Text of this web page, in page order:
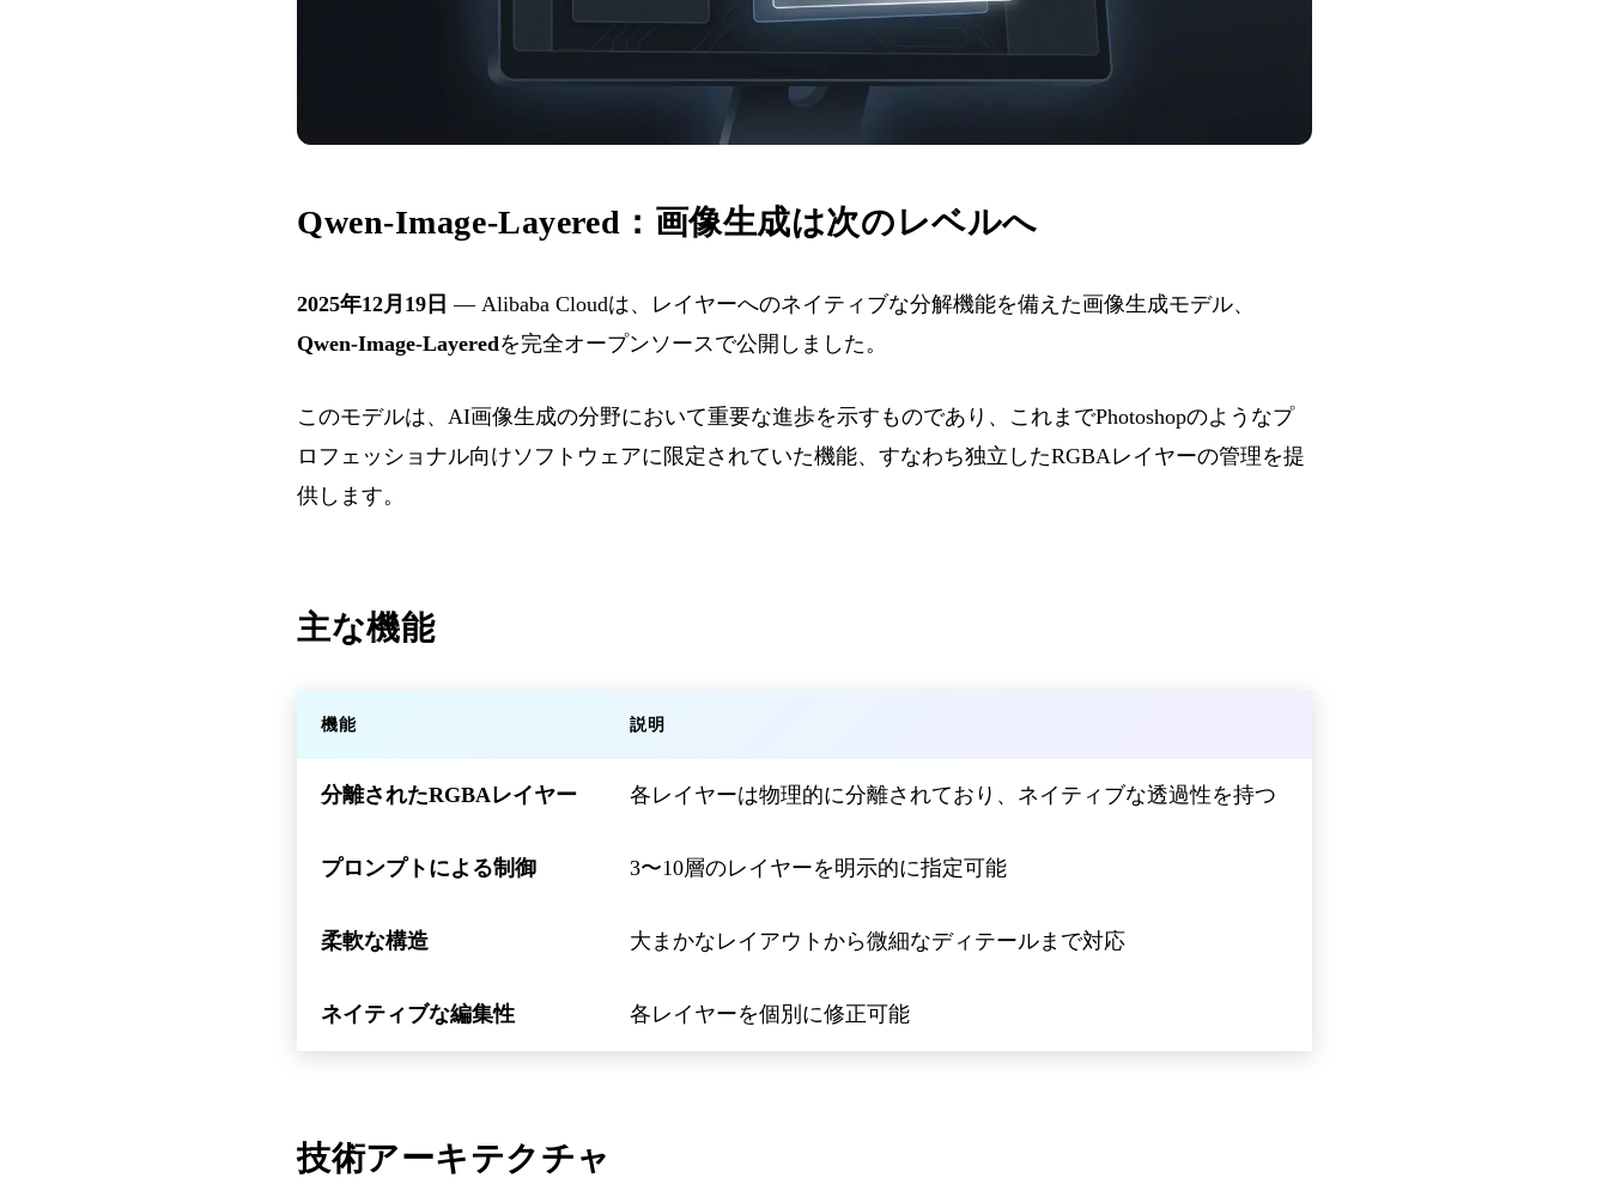
Qwen-Image-Layered：画像生成は次のレベルへ
2025年12月19日 — Alibaba Cloudは、レイヤーへのネイティブな分解機能を備えた画像生成モデル、
Qwen-Image-Layeredを完全オープンソースで公開しました。
このモデルは、AI画像生成の分野において重要な進歩を示すものであり、これまでPhotoshopのようなプ
ロフェッショナル向けソフトウェアに限定されていた機能、すなわち独立したRGBAレイヤーの管理を提
供します。
主な機能
機能 説明
分離されたRGBAレイヤー 各レイヤーは物理的に分離されており、ネイティブな透過性を持つ
プロンプトによる制御 3〜10層のレイヤーを明示的に指定可能
柔軟な構造 大まかなレイアウトから微細なディテールまで対応
ネイティブな編集性 各レイヤーを個別に修正可能
技術アーキテクチャ